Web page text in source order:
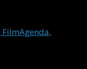
FilmAgenda,